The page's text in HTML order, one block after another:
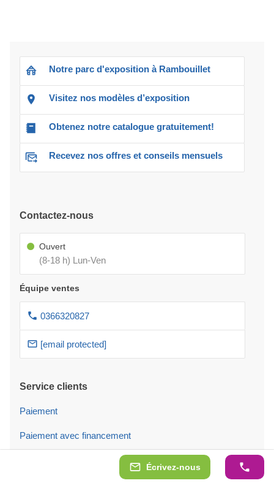
Écrivez-nous
Notre parc d'exposition à Rambouillet
Visitez nos modèles d’exposition
Obtenez notre catalogue gratuitement!
Recevez nos offres et conseils mensuels
Contactez-nous
Ouvert
(8-18 h) Lun-Ven
Équipe ventes
0366320827
[email protected]
Service clients
Paiement
Paiement avec financement